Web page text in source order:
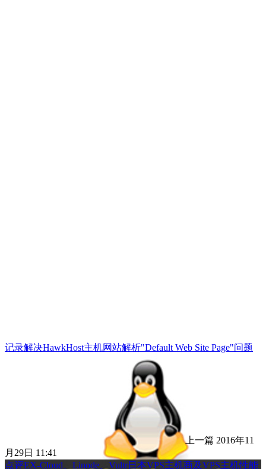
记录解决HawkHost主机网站解析"Default Web Site Page"问题
上一篇 2016年11
月29日 11:41
点评EX-Cloud、Linode、Vultr日本VPS主机商及VPS主机性能